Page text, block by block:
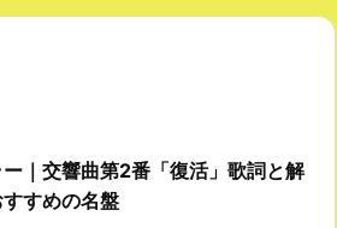
｜交響曲第2番「復活」歌詞と解
すめの名盤